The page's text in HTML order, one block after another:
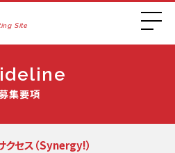
Site
集要項
クセス（Synergy!）